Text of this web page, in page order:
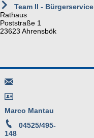
Team II - Bürgerservice
Rathaus
Poststraße 1
23623 Ahrensbök
Marco Mantau
04525/495-
148